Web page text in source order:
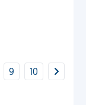
9 10